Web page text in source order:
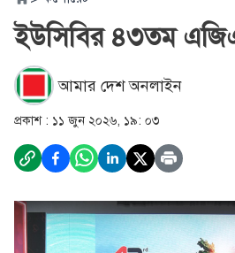
ইউসিবির ৪৩তম
আমার দেশ অনলাইন
প্রকাশ : ১১ জুন ২০২৬, ১৯: ০৩